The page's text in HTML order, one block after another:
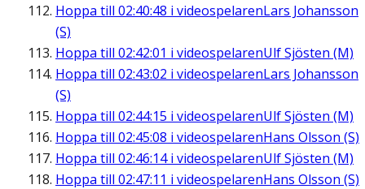
Hoppa till 02:40:48 i videospelarenLars Johansson
(S)
Hoppa till 02:42:01 i videospelarenUlf Sjösten (M)
Hoppa till 02:43:02 i videospelarenLars Johansson
(S)
Hoppa till 02:44:15 i videospelarenUlf Sjösten (M)
Hoppa till 02:45:08 i videospelarenHans Olsson (S)
Hoppa till 02:46:14i videospelarenUlf Sjösten (M)
Hoppa till 02:47:11 i videospelarenHans Olsson (S)